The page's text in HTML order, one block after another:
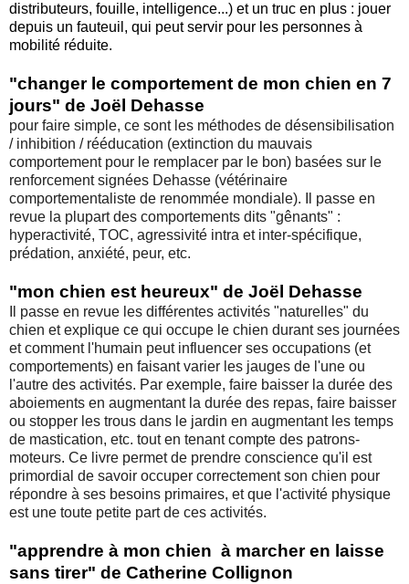
distributeurs, fouille, intelligence...) et un truc en plus : jouer
depuis un fauteuil, qui peut servir pour les personnes à
mobilité réduite.
"changer le comportement de mon chien en 7
jours" de Joël Dehasse
pour faire simple, ce sont les méthodes de désensibilisation
/ inhibition / rééducation (extinction du mauvais
comportement pour le remplacer par le bon) basées sur le
renforcement signées Dehasse (vétérinaire
comportementaliste de renommée mondiale). Il passe en
revue la plupart des comportements dits "gênants" :
hyperactivité, TOC, agressivité intra et inter-spécifique,
prédation, anxiété, peur, etc.
"mon chien est heureux" de Joël Dehasse
Il passe en revue les différentes activités "naturelles" du
chien et explique ce qui occupe le chien durant ses journées
et comment l'humain peut influencer ses occupations (et
comportements) en faisant varier les jauges de l'une ou
l'autre des activités. Par exemple, faire baisser la durée des
aboiements en augmentant la durée des repas, faire baisser
ou stopper les trous dans le jardin en augmentant les temps
de mastication, etc. tout en tenant compte des patrons-
moteurs. Ce livre permet de prendre conscience qu'il est
primordial de savoir occuper correctement son chien pour
répondre à ses besoins primaires, et que l'activité physique
est une toute petite part de ces activités.
"apprendre à mon chien à marcher en laisse
sans tirer" de Catherine Collignon